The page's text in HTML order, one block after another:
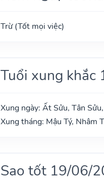
Trừ (Tốt mọi việc)
Tuổi xung khắc
Xung ngày: Ất Sửu, Tân
Xung tháng: Mậu Tý, Nhâm
Sao tốt 19/06/